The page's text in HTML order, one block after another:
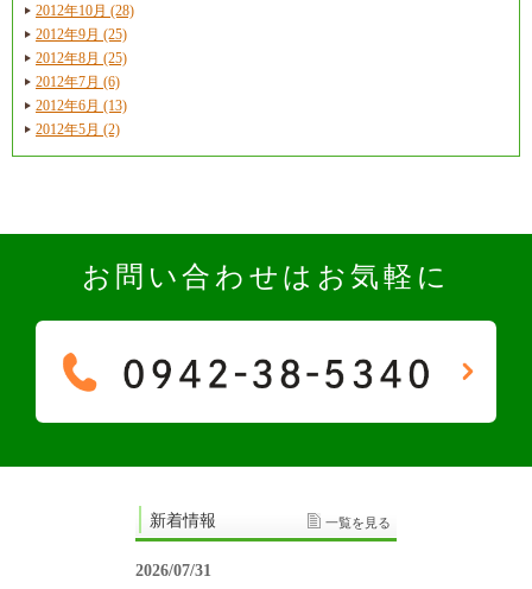
2012年10月 (28)
2012年9月 (25)
2012年8月 (25)
2012年7月 (6)
2012年6月 (13)
2012年5月 (2)
お問い合わせはお気軽に
新着情報 一覧を見る
2026/07/31